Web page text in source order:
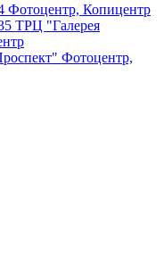
Фотоцентр, Копицентр
ТРЦ "Галерея
Фотоцентр,